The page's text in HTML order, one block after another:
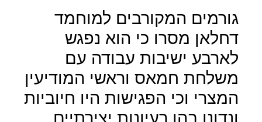
גורמים המקורבים למוחמד
דחלאן מסרו כי הוא נפגש
לארבע ישיבות עבודה עם
משלחת חמאס וראשי המודיעין
המצרי וכי הפגישות היו חיוביות
ונדונו בהן רעיונות יצירתיים